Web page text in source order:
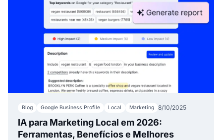
Blog Google Business Profile Local Marketing 8/10/2025
IA para Marketing Local em 2026:
Ferramentas, Benefícios e Melhores